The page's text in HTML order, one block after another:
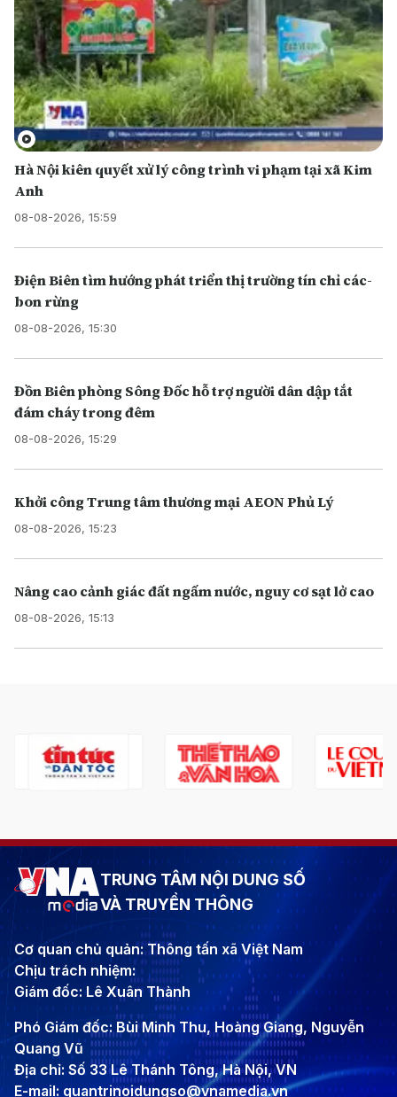
Hà Nội kiên quyết xử lý công trình vi phạm tại xã Kim
Anh
08-08-2026, 15:59
Điện Biên tìm hướng phát triển thị trường tín chỉ các-
bon rừng
08-08-2026, 15:30
Đồn Biên phòng Sông Đốc hỗ trợ người dân dập tắt
đám cháy trong đêm
08-08-2026, 15:29
Khởi công Trung tâm thương mại AEON Phủ Lý
08-08-2026, 15:23
Nâng cao cảnh giác đất ngấm nước, nguy cơ sạt lở cao
08-08-2026, 15:13
TRUNG TÂM NỘI DUNG SỐ
VÀ TRUYỀN THÔNG
Cơ quan chủ quản: Thông tấn xã Việt Nam
Chịu trách nhiệm:
Giám đốc: Lê Xuân Thành
Phó Giám đốc: Bùi Minh Thu, Hoàng Giang, Nguyễn
Quang Vũ
Địa chỉ: Số 33 Lê Thánh Tông, Hà Nội, VN
E-mail: quantrinoidungso@vnamedia.vn